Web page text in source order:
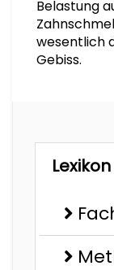
Belastung
wesentlich
Gebiss.